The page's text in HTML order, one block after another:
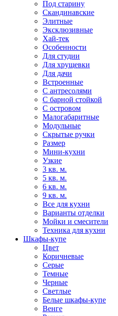
Под старину
Скандинавские
Элитные
Эксклюзивные
Хай-тек
Особенности
Для студии
Для хрущевки
Для дачи
Встроенные
С антресолями
С барной стойкой
С островом
Малогабаритные
Модульные
Скрытые ручки
Размер
Мини-кухни
Узкие
3 кв. м.
5 кв. м.
6 кв. м.
9 кв. м.
Все для кухни
Варианты отделки
Мойки и смесители
Техника для кухни
Шкафы-купе
Цвет
Коричневые
Серые
Темные
Черные
Светлые
Белые шкафы-купе
Венге